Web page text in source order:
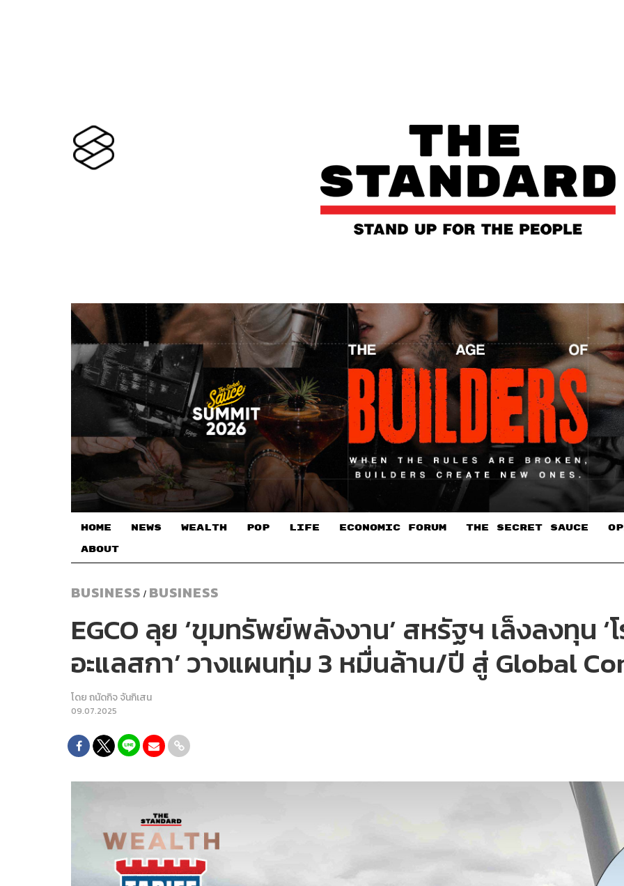
HOME NEWS WEALTH POP LIFE ECONOMIC FORUM THE SECRET SAUCE​
ABOUT
BUSINESS / BUSINESS
EGCO ลุย ‘ขุมทรัพย์พลังงาน’ สหรัฐฯ เล็งลงทุน ‘
อะแลสกา’ วางแผนทุ่ม 3 หมื่นล้าน/ปี สู่ Global
โดยถนัดกิจ จันกิเสน
09.07.2025